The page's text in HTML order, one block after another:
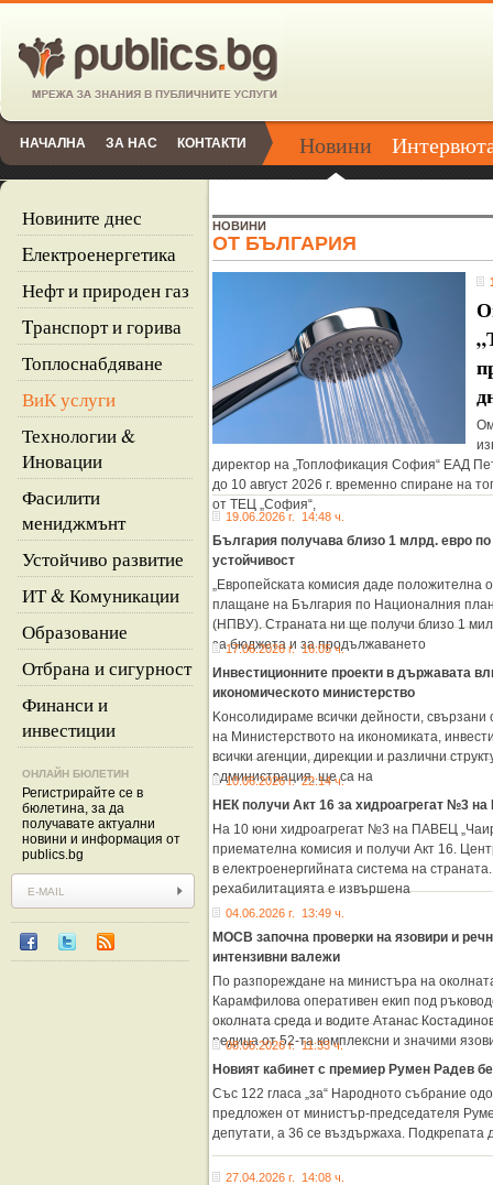
НАЧАЛНА ЗА НАС КОНТАКТИ Новини
Новините днес
Eлектроенергетика
Нефт и природен газ
Tранспорт и горива
Топлоснабдяване
ВиК услуги
Технологии &
Иновации
Фасилити
мениджмънт
Устойчиво развитие
ИТ & Комуникации
Образование
Отбрана и сигурност
Финанси и
инвестиции
ОНЛАЙН БЮЛЕТИН
Регистрирайте се в
бюлетина, за да
получавате актуални
новини и информация от
publics.bg
НОВИНИ
ОТ БЪЛГАРИЯ
директор на „Топлофикация София“ ЕАД
до 10 август 2026 г. временно спиране на
от ТЕЦ „София“,
19.06.2026 г. 14:48 ч.
България получава близо 1 млрд. евро
устойчивост
„Европейската комисия даде положителна
плащане на България по Националния план
(НПВУ). Страната ни ще получи близо 1
за бюджета и за продължаването
17.06.2026 г. 16:05 ч.
Инвестиционните проекти в държавата
икономическото министерство
Kонсолидираме всички дейности,
на Министерството на икономиката,
всички агенции, дирекции и различни
администрация, ще са на
10.06.2026 г. 22:14 ч.
НЕК получи Акт 16 за хидроагрегат №3
На 10 юни хидроагрегат №3 на ПАВЕЦ
приемателна комисия и получи Акт 16.
в електроенергийната система на
рехабилитацията е извършена
04.06.2026 г. 13:49 ч.
МОСВ започна проверки на язовири и
интензивни валежи
По разпореждане на министъра на
Карамфилова оперативен екип под
околната среда и водите Атанас
редица от 52-та комплексни и значими
08.05.2026 г. 11:33 ч.
Новият кабинет с премиер Румен Радев
Със 122 гласа „за“ Народното събрание
предложен от министър-председателя
депутати, а 36 се въздържаха. Подкрепата
27.04.2026 г. 14:08 ч.